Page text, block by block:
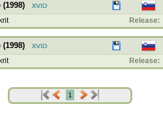
Release:
Release:
1